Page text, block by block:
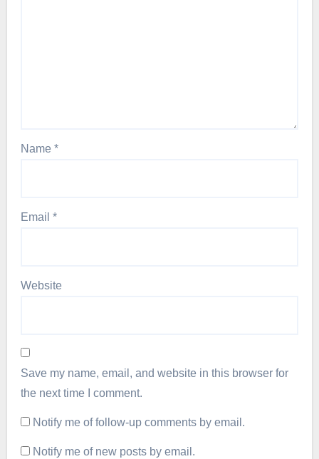
Name *
Email *
Website
Save my name, email, and website in this browser for
the next time I comment.
Notify me of follow-up comments by email.
Notify me of new posts by email.